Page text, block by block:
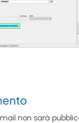
non sarà